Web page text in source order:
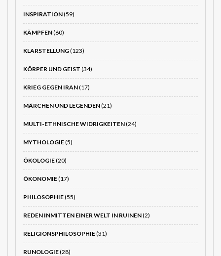
INSPIRATION(59)
KÄMPFEN(60)
KLARSTELLUNG(123)
KÖRPER UND GEIST (34)
KRIEG GEGEN IRAN(17)
MÄRCHEN UND LEGENDEN(21)
MULTI-ETHNISCHE WIDRIGKEITEN(24)
MYTHOLOGIE(5)
ÖKOLOGIE(20)
ÖKONOMIE(17)
PHILOSOPHIE(55)
REDEN INMITTEN EINER WELT IN RUINEN(2)
RELIGIONSPHILOSOPHIE(31)
RUNOLOGIE(28)